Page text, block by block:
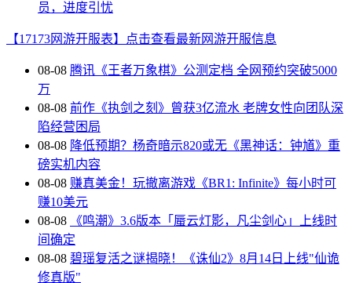
员，进度引忧
【17173网游开服表】点击查看最新网游开服信息
08-08 腾讯《王者万象棋》公测定档 全网预约突破5000
万
08-08 前作《执剑之刻》曾获3亿流水 老牌女性向团队深
陷经营困局
08-08 降低预期？杨奇暗示820或无《黑神话：钟馗》重
磅实机内容
08-08 赚真美金！玩撤离游戏《BR1: Infinite》每小时可
赚10美元
08-08
《鸣潮》3.6版本「蜃云灯影，凡尘剑心」上线时
间确定
08-08 碧瑶复活之谜揭晓！《诛仙2》8月14日上线"仙诡
修真版"